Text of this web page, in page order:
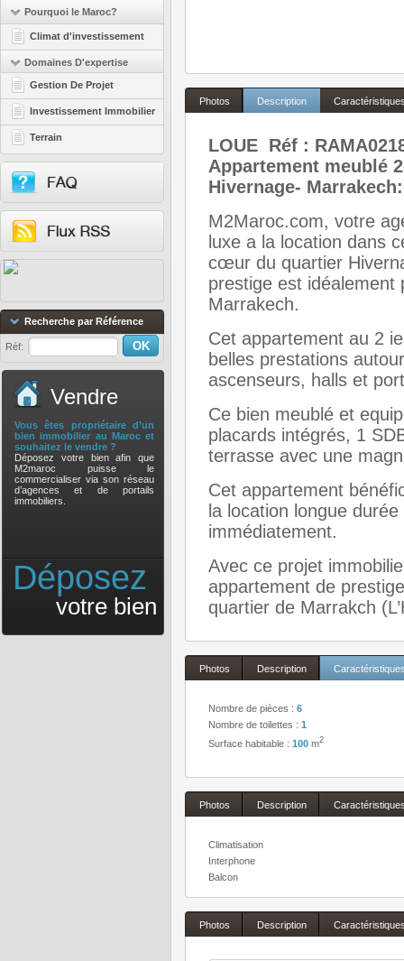
Pourquoi le Maroc?
Climat d'investissement
Domaines D'expertise
Gestion De Projet
Investissement Immobilier
Terrain
Recherche par Référence
Réf:
Vendre
Vous êtes propriétaire d’un
bien immobilier au Maroc et
souhaitez le vendre ?
Déposez votre bien afin que
M2maroc puisse le
commercialiser via son réseau
d’agences et de portails
immobiliers.
Déposez
votre bien
Photos Description
LOUE Réf :
Appartement meublé
Hivernage- Marrakech:
M2Maroc.com, votre
luxe a la location dans
cœur du quartier
prestige est idéalement
Marrakech.
Cet appartement au 2
belles prestations
ascenseurs, halls et
Ce bien meublé et
placards intégrés, 1
terrasse avec une
Cet appartement
la location longue
immédiatement.
Avec ce projet
appartement de
quartier de Marrakch
Photos Description
Nombre de pièces : 6
Nombre de toilettes : 1
Surface habitable : 100 m2
Photos Description
Climatisation
Interphone
Balcon
Photos Description